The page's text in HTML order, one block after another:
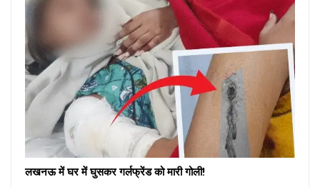
लखनऊ में घर में घुसकर गर्लफ्रेंड को मारी गोली!